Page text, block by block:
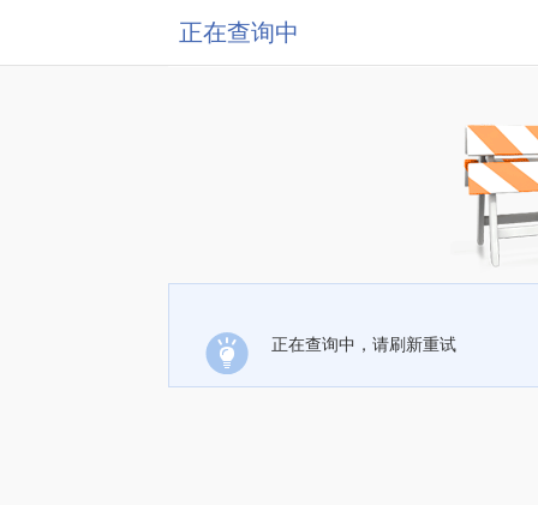
正在查询中
正在查询中，请刷新重试